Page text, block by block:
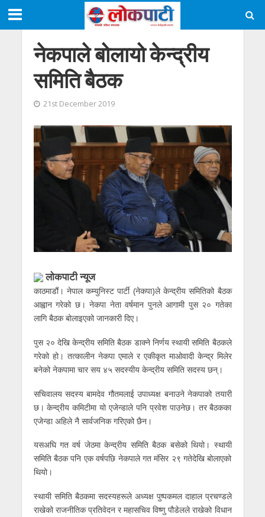
नेकपाले बोलायो केन्द्रीय
समिति बैठक
21st December 2019
लाेकपाटी न्यूज
काठमाडौं। नेपाल कम्युनिस्ट पार्टी (नेकपा)ले केन्द्रीय समितिको बैठक
आह्वान गरेको छ। नेकपा नेता वर्षमान पुनले आगामी पुस २० गतेका
लागि बैठक बोलाइएको जानकारी दिए।
पुस २० देखि केन्द्रीय समिति बैठक डाक्ने निर्णय स्थायी समिति बैठकले
गरेको हो। तत्कालीन नेकपा एमाले र एकीकृत माओवादी केन्द्र मिलेर
बनेको नेकपामा चार सय ४५ सदस्यीय केन्द्रीय समिति सदस्य छन्।
सचिवालय सदस्य बामदेव गौतमलाई उपाध्यक्ष बनाउने नेकपाको तयारी
छ। केन्द्रीय कमिटीमा यो एजेन्डाले पनि प्रवेश पाउनेछ। तर बैठकका
एजेन्डा अहिले नै सार्वजनिक गरिएको छैन।
यसअघि गत वर्ष जेठमा केन्द्रीय समिति बैठक बसेको थियो। स्थायी
समिति बैठक पनि एक वर्षपछि नेकपाले गत मंसिर २९ गतेदेखि बोलाएको
थियो।
स्थायी समिति बैठकमा सदस्यहरूले अध्यक्ष पुष्पकमल दाहाल प्रचण्डले
राखेको राजनीतिक प्रतिवेदन र महासचिव विष्णु पौडेलले राखेको विधान